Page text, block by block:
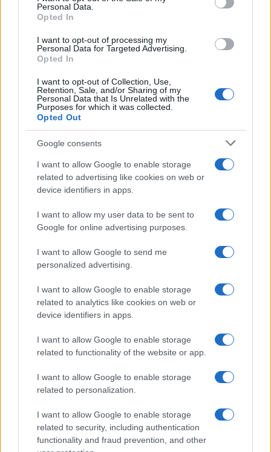
Personal Data.
Opted In
I want to opt-out of processing my
Personal Data for Targeted Advertising.
Opted In
I want to opt-out of Collection, Use,
Retention, Sale, and/or Sharing of my
Personal Data that Is Unrelated with the
Purposes for which it was collected.
Opted Out
Google consents
I want to allow Google to enable storage
related to advertising like cookies on web or
device identifiers in apps.
I want to allow my user data to be sent to
Google for online advertising purposes.
I want to allow Google to send me
personalized advertising.
I want to allow Google to enable storage
related to analytics like cookies on web or
device identifiers in apps.
I want to allow Google to enable storage
related to functionality of the website or app.
I want to allow Google to enable storage
related to personalization.
I want to allow Google to enable storage
related to security, including authentication
functionality and fraud prevention, and other
F
a
ce
o
o
k
T
w
it
te
r
Pi
n
te
re
st
W
h
at
s
A
p
p
S
h
a
re
un ferito
Sangue, musica e solidarietà con Avis Olbia al
Delta Center
Meteo Olbia 9 agosto, temperature in calo
Salmo finisce in ospedale a Catania, ma il tour
va avanti: “Sicilia, ci sono”
Jovanotti, Gabry Ponte e Alfa: Olbia ombelico del